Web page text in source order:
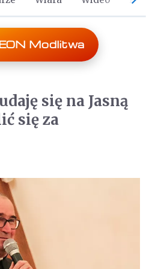
Modlitwa
się na Jasną
się za